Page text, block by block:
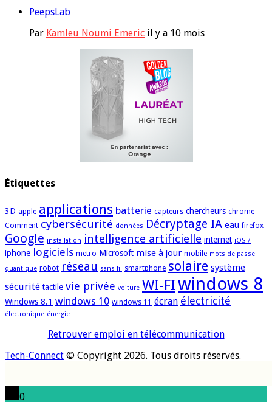
PeepsLab
Par Kamleu Noumi Emeric il y a 10 mois
Étiquettes
3D apple applications batterie capteurs chercheurs chrome
Comment cybersécurité données Décryptage IA eau firefox
Google installation intelligence artificielle internet iOS 7
iphone logiciels metro Microsoft mise à jour mobile mots de passe
quantique robot réseau sans fil smartphone solaire système
sécurité tactile vie privée voiture WI-FIwindows 8
Windows 8.1 windows 10 windows 11 écran électricité
électronique énergie
Retrouver emploi en télécommunication
Tech-Connect © Copyright 2026. Tous droits réservés.
0